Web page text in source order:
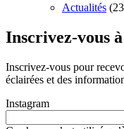
Actualités
Inscrivez-vous
Inscrivez-vous pour
éclairées et des
Instagram